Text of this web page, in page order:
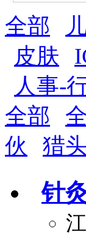
薪资与社
五险
全勤奖
法定节假日
晋升与政
8小时工作
关怀与福
包住
全部
皮肤
人事-
全部
伙
猎
针